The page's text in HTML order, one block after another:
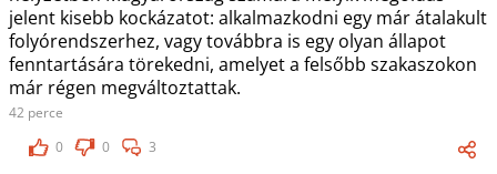
jelent kisebb kockázatot: alkalmazkodni egy már átalakult
folyórendszerhez, vagy továbbra is egy olyan állapot
fenntartására törekedni, amelyet a felsőbb szakaszokon
már régen megváltoztattak.
42 perce
0
0 3